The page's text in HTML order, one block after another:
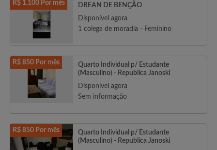
R$ 1.100 Por mês
DREAN DE BENÇÃO
Disponível agora
1 colega de moradia - Feminino
R$ 850 Por mês
Quarto Individual p/ Estudante
(Masculino) - Republica Janoski
Disponível agora
Sem informação
R$ 850 Por mês
Quarto Individual p/ Estudante
(Masculino) - Republica Janoski